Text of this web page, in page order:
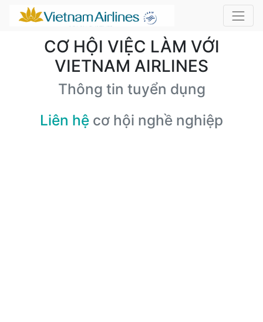
CƠ HỘI VIỆC LÀM VỚI
VIETNAM AIRLINES
Thông tin tuyển dụng
Liên hệ cơ hội nghề nghiệp